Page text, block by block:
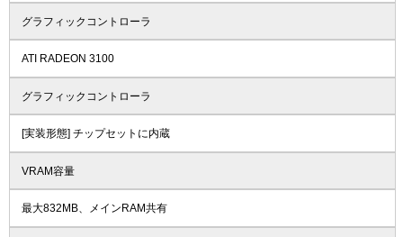
グラフィックコントローラ
ATI RADEON 3100
グラフィックコントローラ
[実装形態] チップセットに内蔵
VRAM容量
最大832MB、メインRAM共有